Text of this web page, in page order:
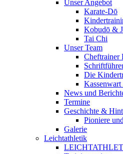
Unser Angebot
Karate-Dō
Kobudō &
Tai Chi
Unser Team
Cheftrainer
Die
Kassenwart
News und
Termine
Geschichte &
Pioniere
Galerie
Leichtathletik